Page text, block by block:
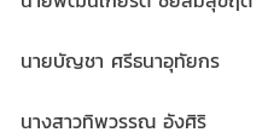
นายบัญชา ศรีธนาอุทัยกร
นางสาวทิพวรรณ อังศิริ